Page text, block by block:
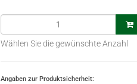
Wählen Sie die gewünschte Anzahl
Angaben zur Produktsicherheit: